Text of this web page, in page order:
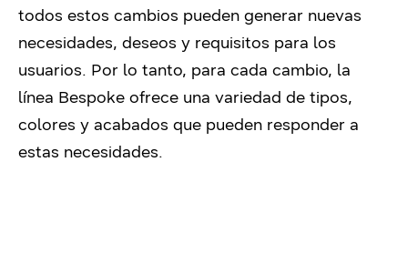
todos estos cambios pueden generar nuevas
necesidades, deseos y requisitos para los
usuarios. Por lo tanto, para cada cambio, la
línea Bespoke ofrece una variedad de tipos,
colores y acabados que pueden responder a
estas necesidades.